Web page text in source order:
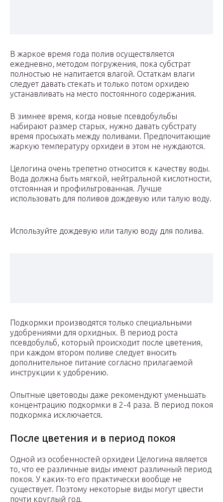
В жаркое время года полив осуществляется
ежедневно, методом погружения, пока субстрат
полностью не напитается влагой. Остаткам влаги
следует давать стекать и только потом орхидею
устанавливать на место постоянного содержания.
В зимнее время, когда новые псевдобульбы
набирают размер старых, нужно давать субстрату
время просыхать между поливами. Предпочитающие
жаркую температуру орхидеи в этом не нуждаются.
Целогина очень трепетно относится к качеству воды.
Вода должна быть мягкой, нейтральной кислотности,
отстоянная и профильтрованная. Лучше
использовать для поливов дождевую или талую воду.
Используйте дождевую или талую воду для полива.
Подкормки производятся только специальными
удобрениями для орхидных. В период роста
псевдобульб, который происходит после цветения,
при каждом втором поливе следует вносить
дополнительное питание согласно прилагаемой
инструкции к удобрению.
Опытные цветоводы даже рекомендуют уменьшать
концентрацию подкормки в 2-4 раза. В период покоя
подкормка исключается.
После цветения и в период покоя
Одной из особенностей орхидеи Целогина является
то, что ее различные виды имеют различный период
покоя. У каких-то его практически вообще не
существует. Поэтому некоторые виды могут цвести
почти круглый год.